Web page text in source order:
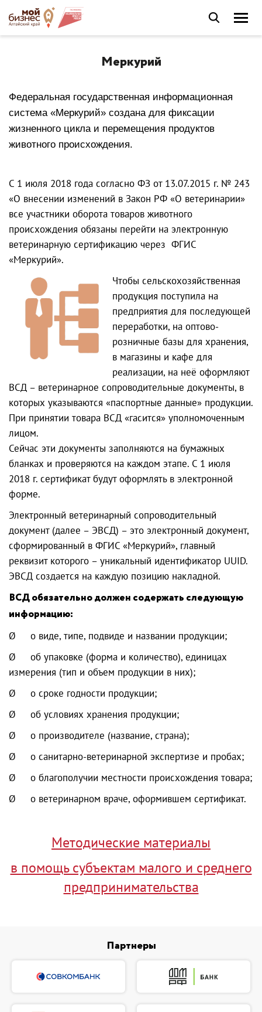
Меркурий
Федеральная государственная информационная
система «Меркурий» создана для фиксации
жизненного цикла и перемещения продуктов
животного происхождения.
С 1 июля 2018 года согласно ФЗ от 13.07.2015 г. № 243
«О внесении изменений в Закон РФ «О ветеринарии»
все участники оборота товаров животного
происхождения обязаны перейти на электронную
ветеринарную сертификацию через ФГИС
«Меркурий».
Чтобы сельскохозяйственная
продукция поступила на
предприятия для последующей
переработки, на оптово-
розничные базы для хранения,
в магазины и кафе для
реализации, на неё оформляют
ВСД – ветеринарное сопроводительные документы, в
которых указываются «паспортные данные» продукции.
При принятии товара ВСД «гасится» уполномоченным
лицом.
Сейчас эти документы заполняются на бумажных
бланках и проверяются на каждом этапе. С 1 июля
2018 г. сертификат будут оформлять в электронной
форме.
Электронный ветеринарный сопроводительный
документ (далее – ЭВСД) – это электронный документ,
сформированный в ФГИС «Меркурий», главный
реквизит которого – уникальный идентификатор UUID.
ЭВСД создается на каждую позицию накладной.
ВСД обязательно должен содержать следующую
информацию:
Ø о виде, типе, подвиде и названии продукции;
Ø об упаковке (форма и количество), единицах
измерения (тип и объем продукции в них);
Ø о сроке годности продукции;
Ø об условиях хранения продукции;
Ø о производителе (название, страна);
Ø о санитарно-ветеринарной экспертизе и пробах;
Ø о благополучии местности происхождения товара;
Ø о ветеринарном враче, оформившем сертификат.
Методические материалы
в помощь субъектам малого и среднего
предпринимательства
Партнеры